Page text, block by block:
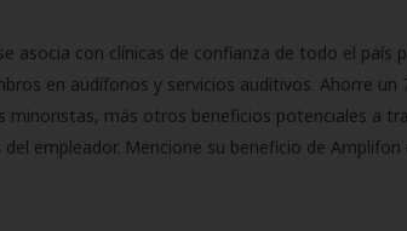
asocia con clínicas de confianza de todo el país
en audífonos y servicios auditivos. Ahorre
minoristas, más otros beneficios potenciales a
del empleador. Mencione su beneficio de